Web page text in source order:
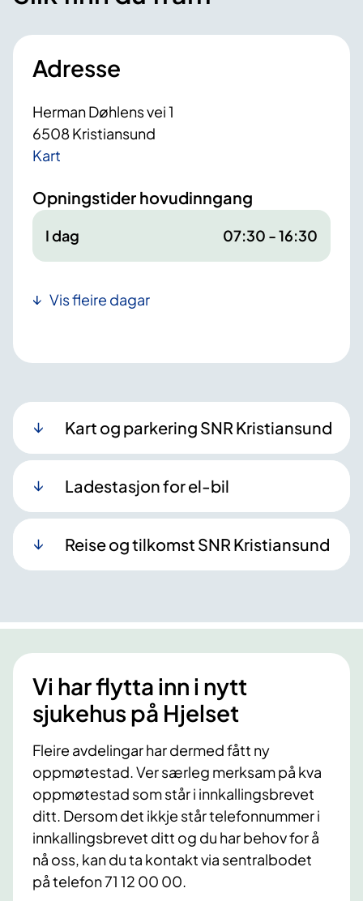
Adresse
Herman Døhlens vei 1
6508 Kristiansund
Kart
Opningstider hovudinngang
I dag 07:30 - 16:30
Vis fleire dagar
Kart og parkering SNR Kristiansund
Ladestasjon for el-bil
Reise og tilkomst SNR Kristiansund
Vi har flytta inn i nytt
sjukehus på Hjelset
Fleire avdelingar har dermed fått ny
oppmøtestad. Ver særleg merksam på kva
oppmøtestad som står i innkallingsbrevet
ditt. Dersom det ikkje står telefonnummer i
innkallingsbrevet ditt og du har behov for å
nå oss, kan du ta kontakt via sentralbodet
på telefon 71 12 00 00.